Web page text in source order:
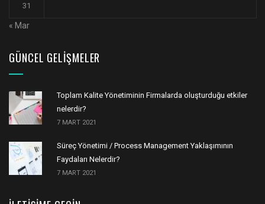
31
« Mar
GÜNCEL GELIŞMELER
Toplam Kalite Yönetiminin Firmalarda oluşturduğu etkiler
nelerdir?
7 MART 2021
Süreç Yönetimi / Process Management Yaklaşımının
Faydaları Nelerdir?
7 MART 2021